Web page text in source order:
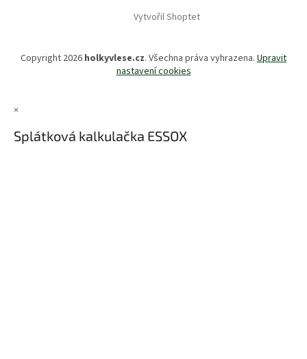
Vytvořil Shoptet
Copyright 2026 holkyvlese.cz. Všechna práva vyhrazena. Upravit
nastavení cookies
×
Splátková kalkulačka ESSOX